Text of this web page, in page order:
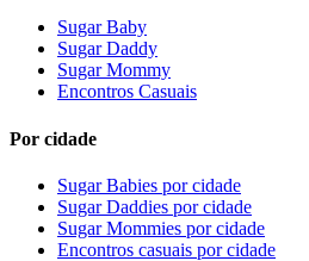
Sugar Baby
Sugar Daddy
Sugar Mommy
Encontros Casuais
Por cidade
Sugar Babies por cidade
Sugar Daddies por cidade
Sugar Mommies por cidade
Encontros casuais por cidade